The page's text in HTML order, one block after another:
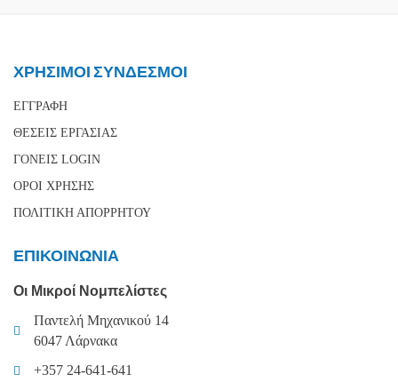
ΧΡΗΣΙΜΟΙ ΣΥΝΔΕΣΜΟΙ
ΕΓΓΡΑΦΗ
ΘΕΣΕΙΣ ΕΡΓΑΣΙΑΣ
ΓΟΝΕΙΣ LOGIN
ΟΡΟΙ ΧΡΗΣΗΣ
ΠΟΛΙΤΙΚΗ ΑΠΟΡΡΗΤΟΥ
ΕΠΙΚΟΙΝΩΝΙΑ
Οι Μικροί Νομπελίστες
Παντελή Μηχανικού 14
6047 Λάρνακα
+357 24-641-641